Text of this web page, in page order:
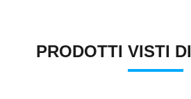
PRODOTTI VISTI